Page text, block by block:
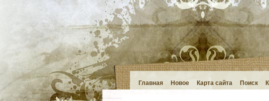
Главная Новое Карта сайта Поиск